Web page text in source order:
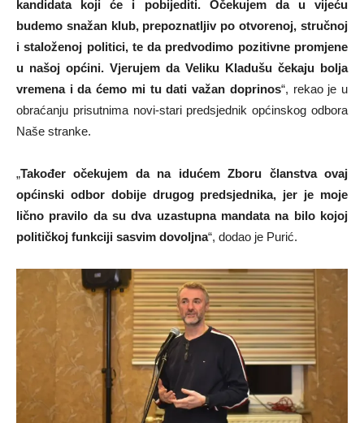
kandidata koji će i pobijediti. Očekujem da u vijeću
budemo snažan klub, prepoznatljiv po otvorenoj, stručnoj
i staloženoj politici, te da predvodimo pozitivne promjene
u našoj općini. Vjerujem da Veliku Kladušu čekaju bolja
vremena i da ćemo mi tu dati važan doprinos“, rekao je u
obraćanju prisutnima novi-stari predsjednik općinskog odbora
Naše stranke.
„Također očekujem da na idućem Zboru članstva ovaj
općinski odbor dobije drugog predsjednika, jer je moje
lično pravilo da su dva uzastupna mandata na bilo kojoj
političkoj funkciji sasvim dovoljna“, dodao je Purić.